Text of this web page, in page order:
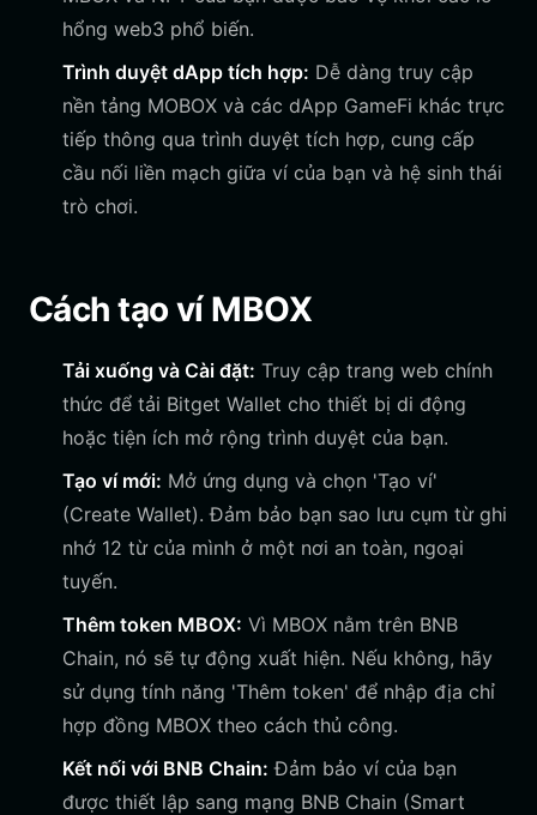
hổng web3 phổ biến.
Trình duyệt dApp tích hợp: Dễ dàng truy cập
nền tảng MOBOX và các dApp GameFi khác trực
tiếp thông qua trình duyệt tích hợp, cung cấp
cầu nối liền mạch giữa ví của bạn và hệ sinh thái
trò chơi.
Cách tạo ví MBOX
Tải xuống và Cài đặt: Truy cập trang web chính
thức để tải Bitget Wallet cho thiết bị di động
hoặc tiện ích mở rộng trình duyệt của bạn.
Tạo ví mới: Mở ứng dụng và chọn 'Tạo ví'
(Create Wallet). Đảm bảo bạn sao lưu cụm từ ghi
nhớ 12 từ của mình ở một nơi an toàn, ngoại
tuyến.
Thêm token MBOX: Vì MBOX nằm trên BNB
Chain, nó sẽ tự động xuất hiện. Nếu không, hãy
sử dụng tính năng 'Thêm token' để nhập địa chỉ
hợp đồng MBOX theo cách thủ công.
Kết nối với BNB Chain: Đảm bảo ví của bạn
được thiết lập sang mạng BNB Chain (Smart